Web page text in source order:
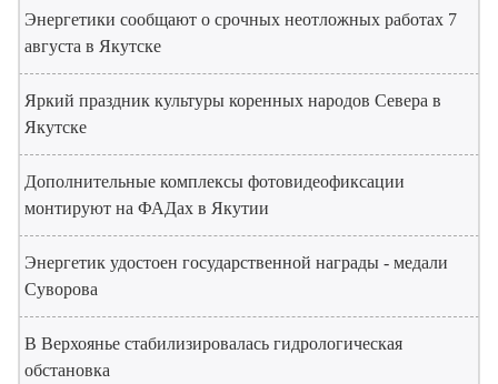
Энергетики сообщают о срочных неотложных работах 7
августа в Якутске
Яркий праздник культуры коренных народов Севера в
Якутске
Дополнительные комплексы фотовидеофиксации
монтируют на ФАДах в Якутии
Энергетик удостоен государственной награды - медали
Суворова
В Верхоянье стабилизировалась гидрологическая
обстановка